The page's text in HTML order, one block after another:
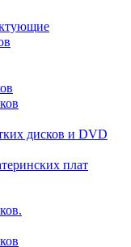
дисков и DVD
плат